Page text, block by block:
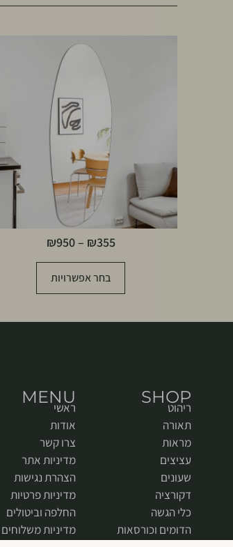
₪355
–
₪950
בחר אפשרויות
SHOP
ריהוט
תאורה
מראות
עציצים
שעונים
דקורציה
כלי הגשה
הדומים וכורסאות
MENU
ראשי
אודות
צרו קשר
מדיניות אתר
הצהרת נגישות
מדיניות פרטיות
החלפה וביטולים
מדיניות משלוחים